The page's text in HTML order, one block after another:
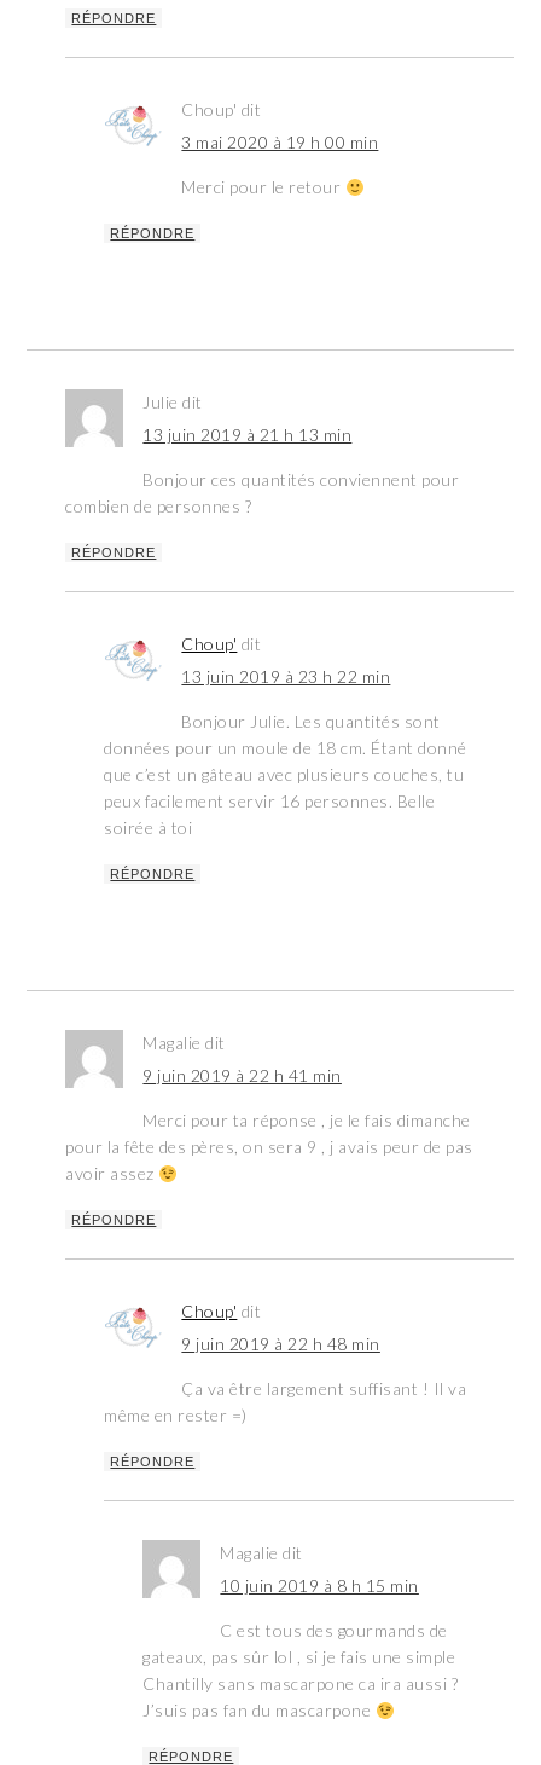
RÉPONDRE
Choup' dit
3 mai 2020 à 19 h 00 min
Merci pour le retour
RÉPONDRE
Julie dit
13 juin 2019 à 21 h 13 min
Bonjour ces quantités conviennent pour
combien de personnes ?
RÉPONDRE
Choup' dit
13 juin 2019 à 23 h 22 min
Bonjour Julie. Les quantités sont
données pour un moule de 18 cm. Étant donné
que c’est un gâteau avec plusieurs couches, tu
peux facilement servir 16 personnes. Belle
soirée à toi
RÉPONDRE
Magalie dit
9 juin 2019 à 22 h 41 min
Merci pour ta réponse , je le fais dimanche
pour la fête des pères, on sera 9 , j avais peur de pas
avoir assez
RÉPONDRE
Choup' dit
9 juin 2019 à 22 h 48 min
Ça va être largement suffisant ! Il va
même en rester =)
RÉPONDRE
Magalie dit
10 juin 2019 à 8 h 15 min
C est tous des gourmands de
gateaux, pas sûr lol , si je fais une simple
Chantilly sans mascarpone ca ira aussi ?
J’suis pas fan du mascarpone
RÉPONDRE